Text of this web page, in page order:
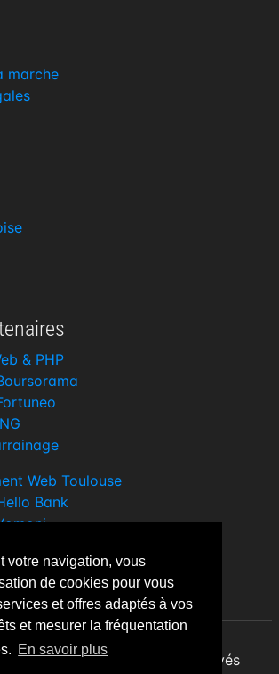
votre navigation, vous
de cookies pour vous
et offres adaptés à vos
et mesurer la fréquentation
En savoir plus
marche
& PHP
Web Toulouse
Bank
| © 2026 - Tous droits réservés